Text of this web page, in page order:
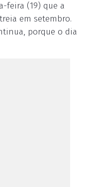
feira (19) que a
em setembro.
porque o dia